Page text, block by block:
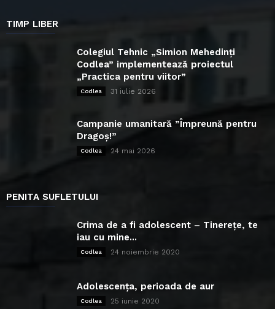
TIMP LIBER
Colegiul Tehnic „Simion Mehedinți
Codlea” implementează proiectul
„Practica pentru viitor”
Codlea 31 iulie 2026
Campanie umanitară ”Împreună pentru
Dragoș!”
Codlea 24 mai 2026
PENITA SUFLETULUI
Crima de a fi adolescent – Tinerețe, te
iau cu mine...
Codlea 24 noiembrie 2020
Adolescența, perioada de aur
Codlea 25 iunie 2020